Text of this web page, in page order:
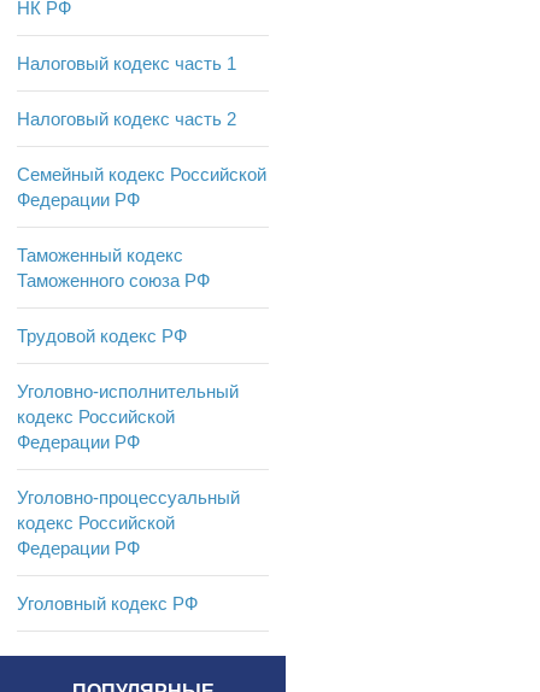
НК РФ
Налоговый кодекс часть 1
Налоговый кодекс часть 2
Семейный кодекс Российской
Федерации РФ
Таможенный кодекс
Таможенного союза РФ
Трудовой кодекс РФ
Уголовно-исполнительный
кодекс Российской
Федерации РФ
Уголовно-процессуальный
кодекс Российской
Федерации РФ
Уголовный кодекс РФ